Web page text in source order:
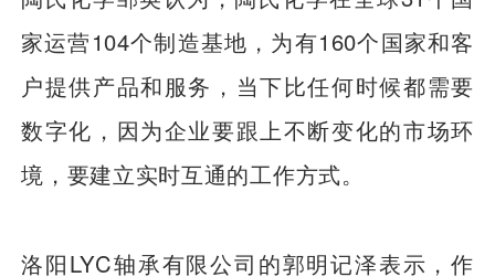
家运营104个制造基地，为有160个国家和客
户提供产品和服务，当下比任何时候都需要
数字化，因为企业要跟上不断变化的市场环
境，要建立实时互通的工作方式。
洛阳LYC轴承有限公司的郭明记泽表示，作